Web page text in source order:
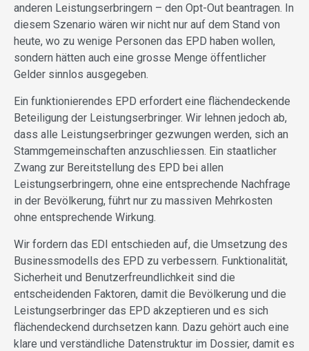
anderen Leistungserbringern – den Opt-Out beantragen. In
diesem Szenario wären wir nicht nur auf dem Stand von
heute, wo zu wenige Personen das EPD haben wollen,
sondern hätten auch eine grosse Menge öffentlicher
Gelder sinnlos ausgegeben.
Ein funktionierendes EPD erfordert eine flächendeckende
Beteiligung der Leistungserbringer. Wir lehnen jedoch ab,
dass alle Leistungserbringer gezwungen werden, sich an
Stammgemeinschaften anzuschliessen. Ein staatlicher
Zwang zur Bereitstellung des EPD bei allen
Leistungserbringern, ohne eine entsprechende Nachfrage
in der Bevölkerung, führt nur zu massiven Mehrkosten
ohne entsprechende Wirkung.
Wir fordern das EDI entschieden auf, die Umsetzung des
Businessmodells des EPD zu verbessern. Funktionalität,
Sicherheit und Benutzerfreundlichkeit sind die
entscheidenden Faktoren, damit die Bevölkerung und die
Leistungserbringer das EPD akzeptieren und es sich
flächendeckend durchsetzen kann. Dazu gehört auch eine
klare und verständliche Datenstruktur im Dossier, damit es